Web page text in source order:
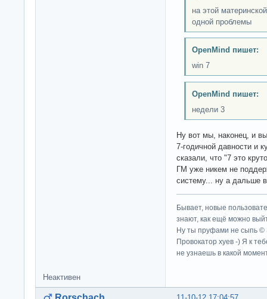
на этой
одной проблемы
OpenMind пишет:
win 7
OpenMind пишет:
недели 3
Ну вот мы, наконец, и
7-годичной давности и
сказали, что "7 это
ГМ уже никем не
систему... ну а дальше
Бывает, новые
знают, как ещё можно
Ну ты пруфами не сыпь ©
Провокатор хуев -) Я к
не узнаешь в какой
Неактивен